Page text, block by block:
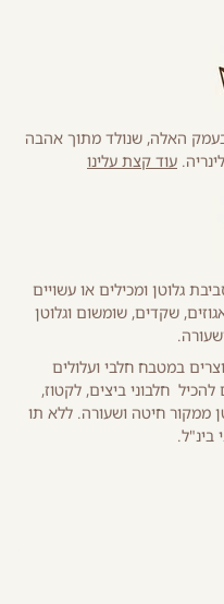
האלה, שנולד מתוך אהבה
עוד קצת עלינו
גלוטן ומכילים או עשויים
שקדים, שומשום וגלוטן
במטבח חלבי ועלולים
חלבוני ביצים, לקטוז,
ממקור חיטה ושעורה. ללא תו